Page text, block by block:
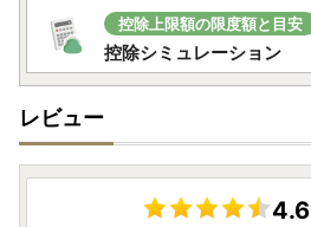
控除上限額の限度額と目安
控除シミュレーション
レビュー
4.6